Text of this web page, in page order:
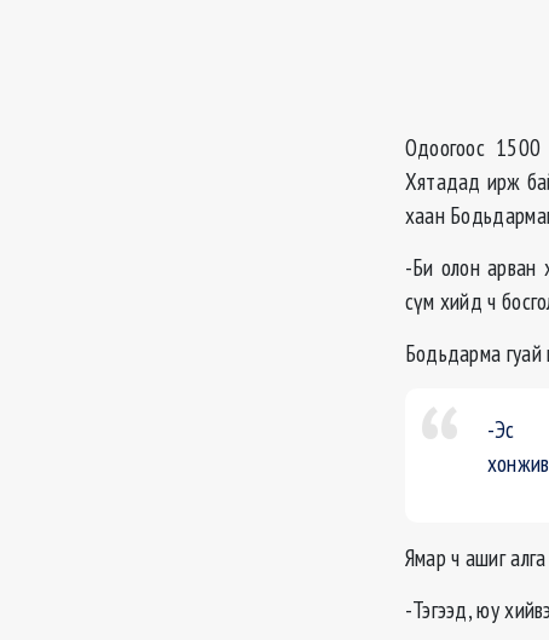
Одоогоос 1500
Хятадад ирж
хаан
-Би олон арван
сүм хийд ч
Бодьдарма гуай
-Эс
Ямар ч ашиг
-Тэгээд, юу